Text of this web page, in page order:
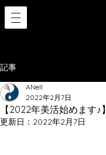
記事
【2022年美活始めます♪】
ANell
2022年2月7日
更新日： 2022年2月7日